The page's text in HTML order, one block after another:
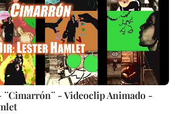
- Videoclip Animado -